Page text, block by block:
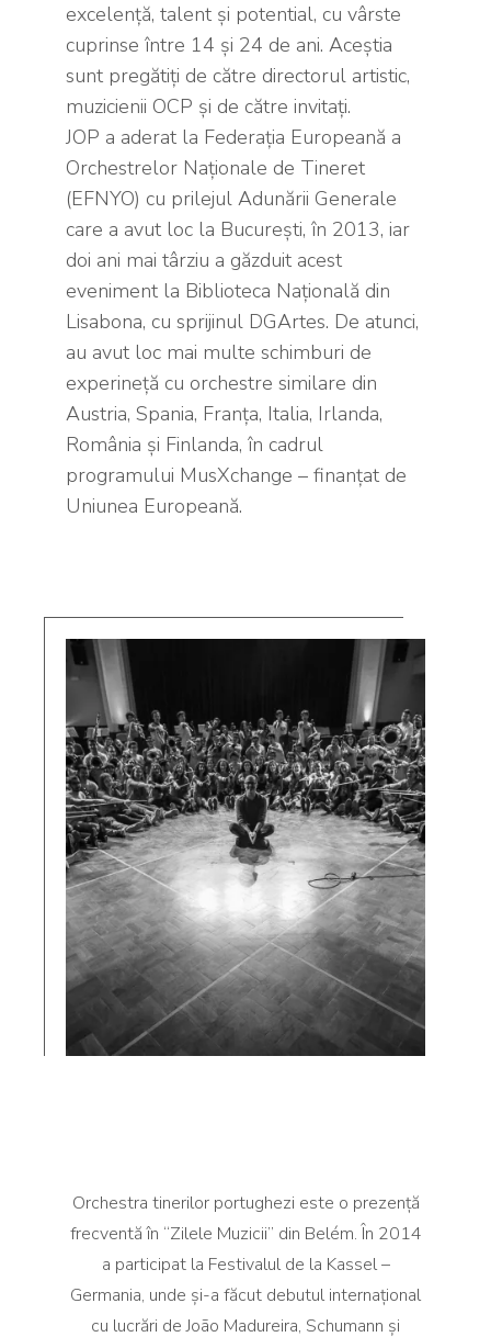
excelență, talent și potential, cu vârste
cuprinse între 14 și 24 de ani. Aceștia
sunt pregătiți de către directorul artistic,
muzicienii OCP și de către invitați.
JOP a aderat la Federația Europeană a
Orchestrelor Naționale de Tineret
(EFNYO) cu prilejul Adunării Generale
care a avut loc la București, în 2013, iar
doi ani mai târziu a găzduit acest
eveniment la Biblioteca Națională din
Lisabona, cu sprijinul DGArtes. De atunci,
au avut loc mai multe schimburi de
experineță cu orchestre similare din
Austria, Spania, Franța, Italia, Irlanda,
România și Finlanda, în cadrul
programului MusXchange – finanțat de
Uniunea Europeană.
Orchestra tinerilor portughezi este o prezență
frecventă în “Zilele Muzicii” din Belém. În 2014
a participat la Festivalul de la Kassel –
Germania, unde și-a făcut debutul internațional
cu lucrări de João Madureira, Schumann și